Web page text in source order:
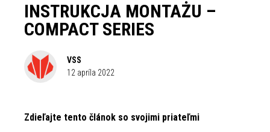
INSTRUKCJA MONTAŻU –
COMPACT SERIES
VSS
12 apríla 2022
Zdieľajte tento článok so svojimi priateľmi